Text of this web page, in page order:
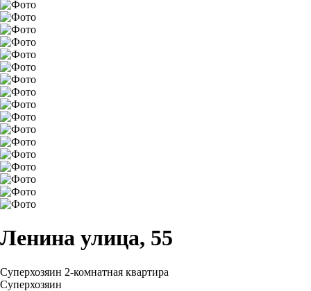
Ленина улица, 55
Суперхозяин 2-комнатная квартира
Суперхозяин